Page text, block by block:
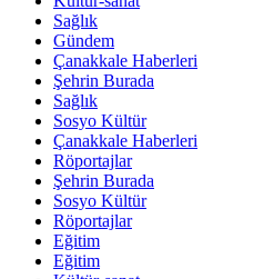
Sağlık
Gündem
Çanakkale Haberleri
Şehrin Burada
Sağlık
Sosyo Kültür
Çanakkale Haberleri
Röportajlar
Şehrin Burada
Sosyo Kültür
Röportajlar
Eğitim
Eğitim